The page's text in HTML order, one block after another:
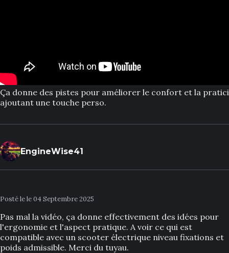
Ça donne des pistes pour améliorer le confort et la
ajoutant une touche perso.
EngineWise41
Posté le le 04 Septembre 2025
Pas mal la vidéo, ça donne effectivement des idées pour
l'ergonomie et l'aspect pratique. A voir ce qui est
compatible avec un scooter électrique niveau fixations et
poids admissible. Merci du tuyau.